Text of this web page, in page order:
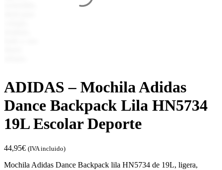
ADIDAS – Mochila Adidas
Dance Backpack Lila HN5734
19L Escolar Deporte
44,95€ (IVA incluido)
Mochila Adidas Dance Backpack lila HN5734 de 19L, ligera,